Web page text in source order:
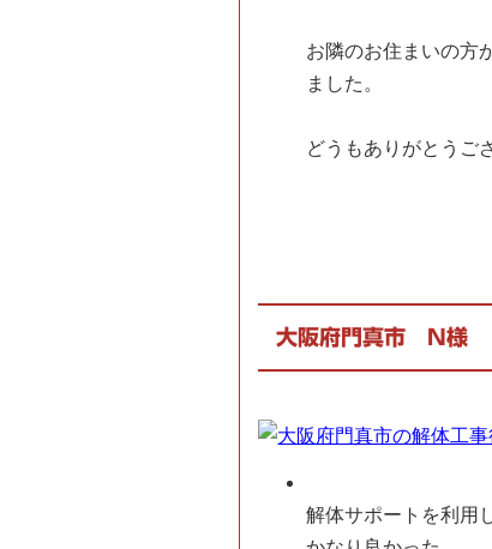
お隣のお住まいの方
ました。
どうもありがとうご
大阪府門真市 N様
解体サポートを利用